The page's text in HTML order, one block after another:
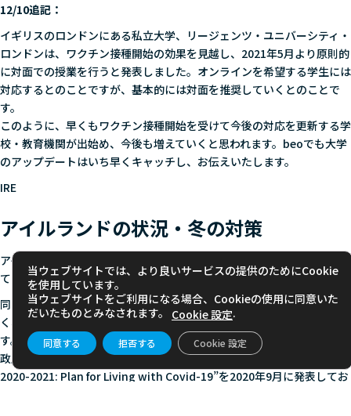
12/10追記：
イギリスのロンドンにある私立大学、リージェンツ・ユニバーシティ・
ロンドンは、ワクチン接種開始の効果を見越し、2021年5月より原則的
に対面での授業を行うと発表しました。オンラインを希望する学生には
対応するとのことですが、基本的には対面を推奨していくとのことで
す。
このように、早くもワクチン接種開始を受けて今後の対応を更新する学
校・教育機関が出始め、今後も増えていくと思われます。beoでも大学
のアップデートはいち早くキャッチし、お伝えいたします。
IRE
アイルランドの状況・冬の対策
アイルランドでは、12/3までの期間限定で感染レベルを5として規制し
ていましたが、予定していた通り以降はレベル3に緩和されました。
同国はヨーロッパ圏内で人口に対する新規感染者数が2週間で最も低
く、一定数の感染者はいるとのことですが重傷者は0.1%とのことで
す。
政府はCovid-19に対する7か月間の長期対策”Resilience & Recovery
2020-2021: Plan for Living with Covid-19”を2020年9月に発表してお
当ウェブサイトでは、より良いサービスの提供のためにCookie
を使用しています。
当ウェブサイトをご利用になる場合、Cookieの使用に同意いた
だいたものとみなされます。 Cookie 設定.
同意する 拒否する Cookie 設定